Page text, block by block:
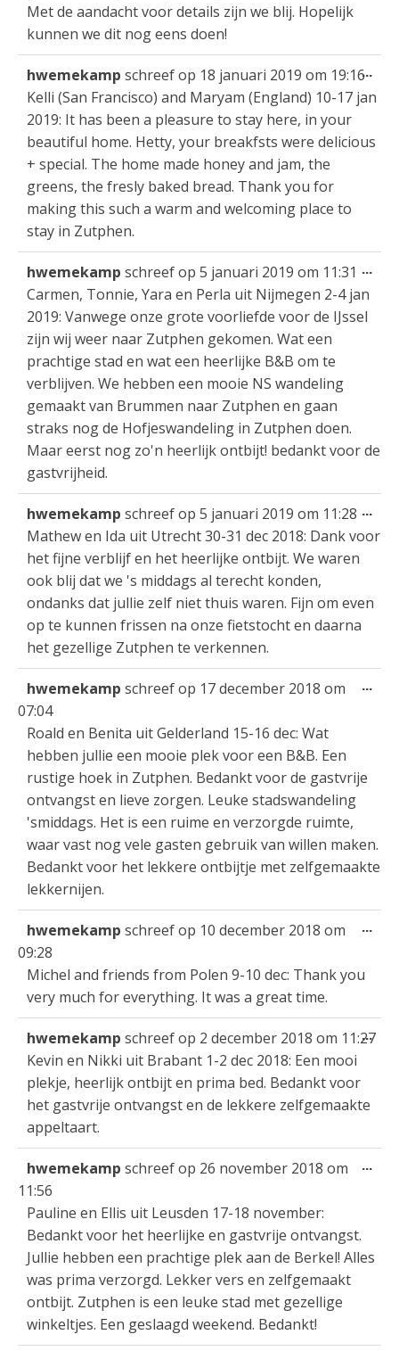
Met de aandacht voor details zijn we blij. Hopelijk
kunnen we dit nog eens doen!
hwemekamp schreef op 18 januari 2019 om 19:16
Kelli (San Francisco) and Maryam (England) 10-17 jan
2019: It has been a pleasure to stay here, in your
beautiful home. Hetty, your breakfsts were delicious
+ special. The home made honey and jam, the
greens, the fresly baked bread. Thank you for
making this such a warm and welcoming place to
stay in Zutphen.
...
hwemekamp schreef op 5 januari 2019 om 11:31
Carmen, Tonnie, Yara en Perla uit Nijmegen 2-4 jan
2019: Vanwege onze grote voorliefde voor de IJssel
zijn wij weer naar Zutphen gekomen. Wat een
prachtige stad en wat een heerlijke B&B om te
verblijven. We hebben een mooie NS wandeling
gemaakt van Brummen naar Zutphen en gaan
straks nog de Hofjeswandeling in Zutphen doen.
Maar eerst nog zo'n heerlijk ontbijt! bedankt voor de
gastvrijheid.
...
hwemekamp schreef op 5 januari 2019 om 11:28
Mathew en Ida uit Utrecht 30-31 dec 2018: Dank voor
het fijne verblijf en het heerlijke ontbijt. We waren
ook blij dat we 's middags al terecht konden,
ondanks dat jullie zelf niet thuis waren. Fijn om even
op te kunnen frissen na onze fietstocht en daarna
het gezellige Zutphen te verkennen.
...
hwemekamp schreef op 17 december 2018 om
07:04
Roald en Benita uit Gelderland 15-16 dec: Wat
hebben jullie een mooie plek voor een B&B. Een
rustige hoek in Zutphen. Bedankt voor de gastvrije
ontvangst en lieve zorgen. Leuke stadswandeling
'smiddags. Het is een ruime en verzorgde ruimte,
waar vast nog vele gasten gebruik van willen maken.
Bedankt voor het lekkere ontbijtje met zelfgemaakte
lekkernijen.
...
hwemekamp schreef op 10 december 2018 om
09:28
Michel and friends from Polen 9-10 dec: Thank you
very much for everything. It was a great time.
...
hwemekamp schreef op 2 december 2018 om 11:27
Kevin en Nikki uit Brabant 1-2 dec 2018: Een mooi
plekje, heerlijk ontbijt en prima bed. Bedankt voor
het gastvrije ontvangst en de lekkere zelfgemaakte
appeltaart.
...
hwemekamp schreef op 26 november 2018 om
11:56
Pauline en Ellis uit Leusden 17-18 november:
Bedankt voor het heerlijke en gastvrije ontvangst.
Jullie hebben een prachtige plek aan de Berkel! Alles
was prima verzorgd. Lekker vers en zelfgemaakt
ontbijt. Zutphen is een leuke stad met gezellige
winkeltjes. Een geslaagd weekend. Bedankt!
...